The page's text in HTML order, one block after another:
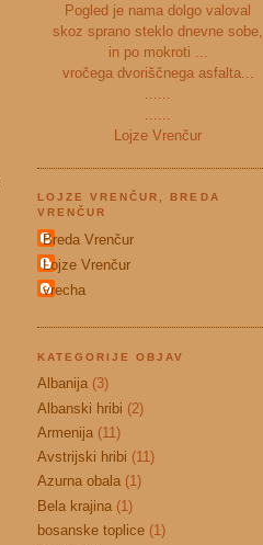
Pogled je nama dolgo valoval
skoz sprano steklo dnevne sobe,
in po mokroti ...
vročega dvoriščnega asfalta...
......
......
Lojze Vrenčur
LOJZE VRENČUR, BREDA
VRENČUR
Breda Vrenčur
Lojze Vrenčur
vrecha
KATEGORIJE OBJAV
Albanija (3)
Albanski hribi (2)
Armenija (11)
Avstrijski hribi (11)
Azurna obala (1)
Bela krajina (1)
bosanske toplice (1)